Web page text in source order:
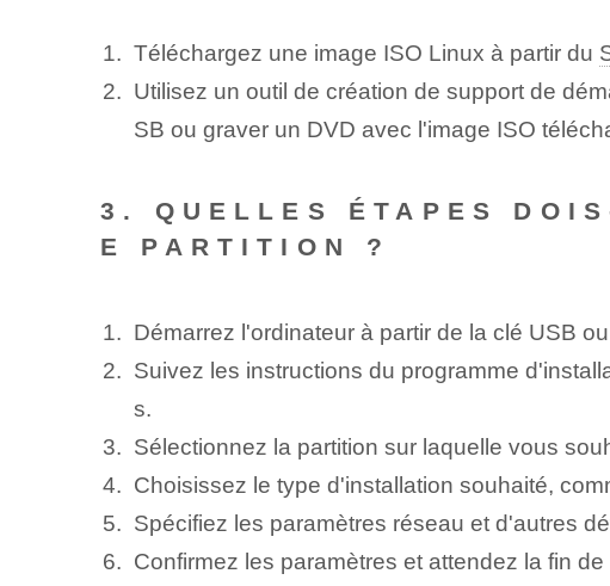
Téléchargez une image ISO Linux à partir du
Utilisez un outil de création de support de
SB ou graver un DVD avec l'image ISO
3. QUELLES ÉTAPES
E PARTITION ?
Démarrez l'ordinateur à partir de la clé USB
Suivez les instructions du programme
s.
Sélectionnez la partition sur laquelle vous
Choisissez le type d'installation souhaité,
Spécifiez les ⁢paramètres réseau et d'autres⁢
Confirmez les paramètres et attendez la fin de